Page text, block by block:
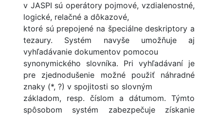
v JASPI sú operátory pojmové, vzdialenostné,
logické, relačné a dôkazové,
ktoré sú prepojené na špeciálne deskriptory a
tezaury. Systém navyše umožňuje aj
vyhľadávanie dokumentov pomocou
synonymického slovníka. Pri vyhľadávaní je
pre zjednodušenie možné použiť náhradné
znaky (*, ?) v spojitosti so slovným
základom, resp. číslom a dátumom. Týmto
spôsobom systém zabezpečuje získanie